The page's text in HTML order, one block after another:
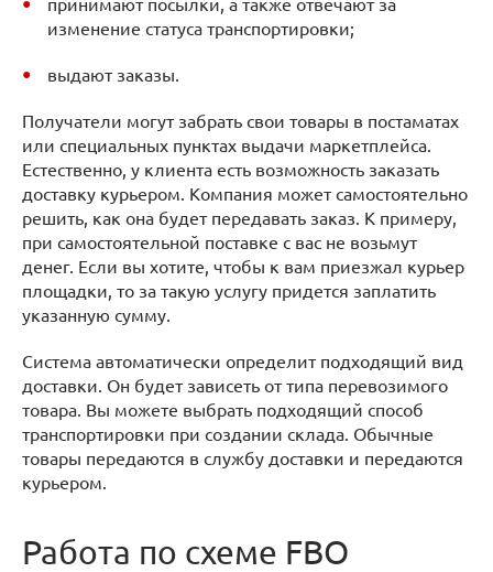
принимают посылки, а также отвечают за
изменение статуса транспортировки;
выдают заказы.
Получатели могут забрать свои товары в постаматах
или специальных пунктах выдачи маркетплейса.
Естественно, у клиента есть возможность заказать
доставку курьером. Компания может самостоятельно
решить, как она будет передавать заказ. К примеру,
при самостоятельной поставке с вас не возьмут
денег. Если вы хотите, чтобы к вам приезжал курьер
площадки, то за такую услугу придется заплатить
указанную сумму.
Система автоматически определит подходящий вид
доставки. Он будет зависеть от типа перевозимого
товара. Вы можете выбрать подходящий способ
транспортировки при создании склада. Обычные
товары передаются в службу доставки и передаются
курьером.
Работа по схеме FBO